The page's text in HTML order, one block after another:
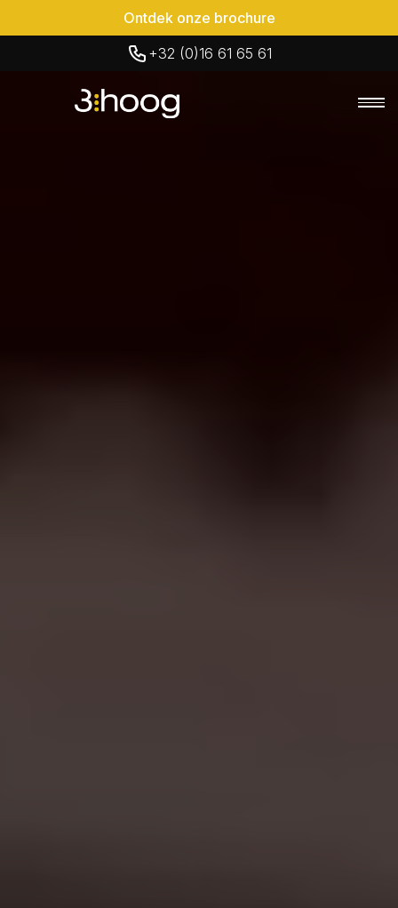
Ontdek onze brochure
+32 (0)16 61 65 61